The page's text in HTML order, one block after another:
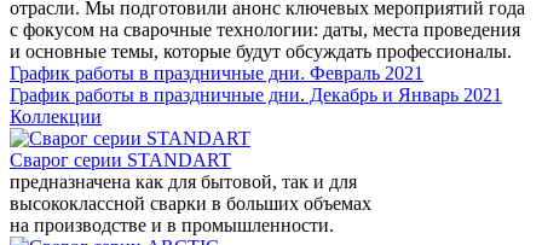
отрасли. Мы подготовили анонс ключевых мероприятий года
с фокусом на сварочные технологии: даты, места проведения
и основные темы, которые будут обсуждать профессионалы.
График работы в праздничные дни. Февраль 2021
График работы в праздничные дни. Декабрь и Январь 2021
Коллекции
Сварог серии STANDART
предназначена как для бытовой, так и для
высококлассной сварки в больших объемах
на производстве и в промышленности.